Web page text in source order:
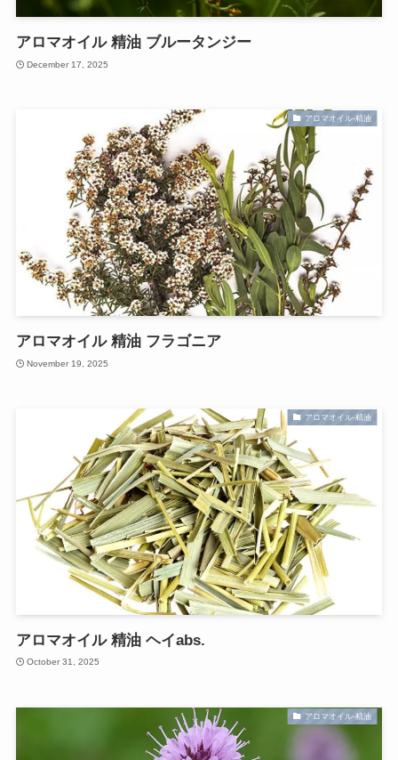
アロマオイル 精油 ブルータンジー
December 17, 2025
アロマオイル-精油
アロマオイル 精油 フラゴニア
November 19, 2025
アロマオイル-精油
アロマオイル 精油 ヘイabs.
October 31, 2025
アロマオイル-精油